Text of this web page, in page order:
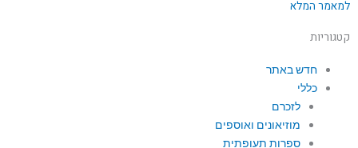
למאמר המלא
קטגוריות
חדש באתר
כללי
לזכרם
מוזיאונים ואוספים
ספרות תעופתית